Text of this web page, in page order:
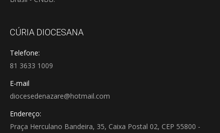
CÚRIA DIOCESANA
Telefone:
81 3633 1009
E-mail
diocesedenazare@hotmail.com
Endereço:
Praça Herculano Bandeira, 35, Caixa Postal 02, CEP 55800 -